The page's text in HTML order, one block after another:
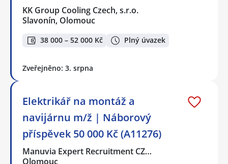
KK Group Cooling Czech, s.r.o.
Slavonín, Olomouc
38 000 – 52 000 Kč Plný úvazek
Zveřejněno: 3. srpna
Elektrikář na montáž a
navijárnu m/ž | Náborový
příspěvek 50 000 Kč (A11276)
Manuvia Expert Recruitment CZ…
Olomouc